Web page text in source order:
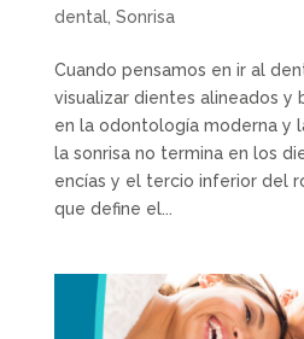
dental, Sonrisa
Cuando pensamos en ir al
visualizar dientes alineados y
en la odontología moderna y
la sonrisa no termina en los
encías y el tercio inferior del
que define el...